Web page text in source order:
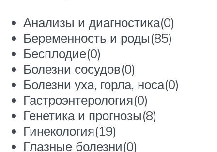
Анализы и диагностика(0)
Беременность и роды(85)
Бесплодие(0)
Болезни сосудов(0)
Болезни уха, горла, носа(0)
Гастроэнтерология(0)
Генетика и прогнозы(8)
Гинекология(19)
Глазные болезни(0)